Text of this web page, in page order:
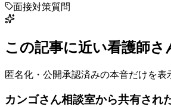
面接対策質問
この記事に近い看護師
匿名化・公開承認済みの本音だけを
カンゴさん相談室から共有され